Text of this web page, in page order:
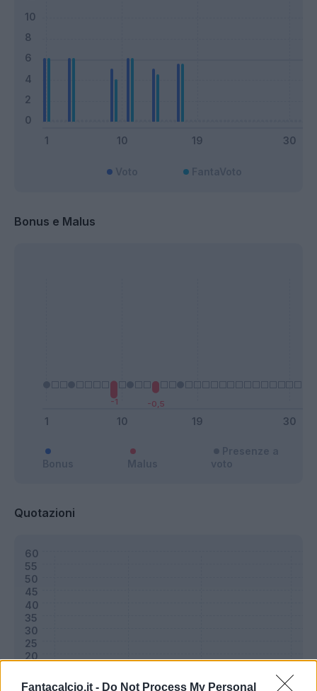
Fantacalcio.it - Do Not Process My Personal
Bonus e Malus
Quotazioni